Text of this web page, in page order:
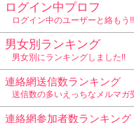
ログイン中プロフ
ログイン中のユーザーと絡もう!!
男女別ランキング
男女別にランキングしました!!
連絡網送信数ランキング
送信数の多いえっちなメルマガ
連絡網参加者数ランキング